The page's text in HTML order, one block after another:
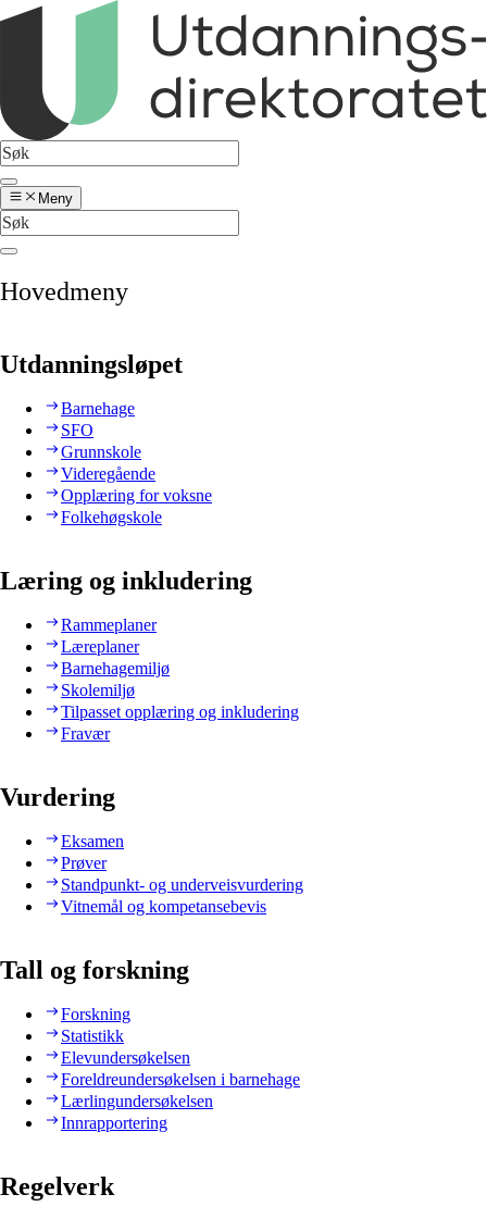
Meny
Hovedmeny
Utdanningsløpet
Barnehage
SFO
Grunnskole
Videregående
Opplæring for voksne
Folkehøgskole
Læring og inkludering
Rammeplaner
Læreplaner
Barnehagemiljø
Skolemiljø
Tilpasset opplæring og inkludering
Fravær
Vurdering
Eksamen
Prøver
Standpunkt- og underveisvurdering
Vitnemål og kompetansebevis
Tall og forskning
Forskning
Statistikk
Elevundersøkelsen
Foreldreundersøkelsen i barnehage
Lærlingundersøkelsen
Innrapportering
Regelverk